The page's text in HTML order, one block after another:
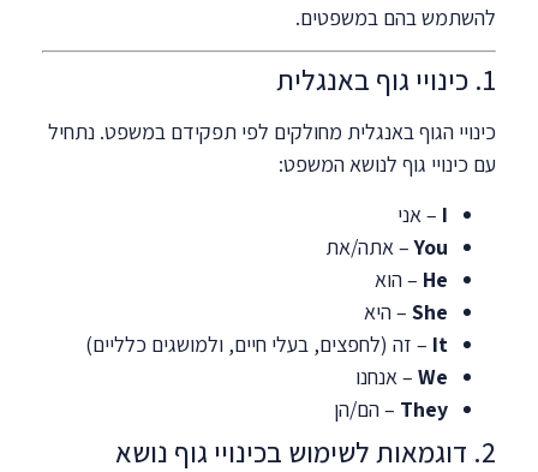
להשתמש בהם במשפטים.
1. כינויי גוף באנגלית
כינויי הגוף באנגלית מחולקים לפי תפקידם במשפט. נתחיל
עם כינויי גוף לנושא המשפט:
I – אני
You– אתה/את
He – הוא
She – היא
It – זה (לחפצים, בעלי חיים, ולמושגים כלליים)
We – אנחנו
They – הם/הן
2. דוגמאות לשימוש בכינויי גוף נושא